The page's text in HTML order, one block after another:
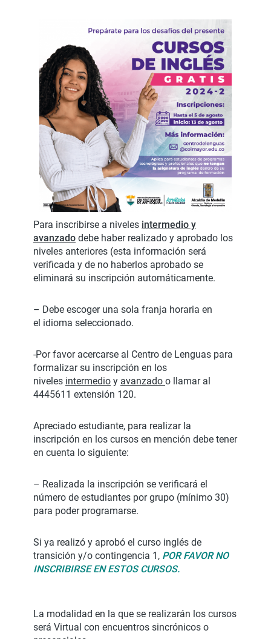
Para inscribirse a niveles intermedio y
avanzado debe haber realizado y aprobado los
niveles anteriores (esta información será
verificada y de no haberlos aprobado se
eliminará su inscripción automáticamente.
– Debe escoger una sola franja horaria en
el idioma seleccionado.
-Por favor acercarse al Centro de Lenguas para
formalizar su inscripción en los
niveles intermedio y avanzado o llamar al
4445611 extensión 120.
Apreciado estudiante, para realizar la
inscripción en los cursos en mención debe tener
en cuenta lo siguiente:
– Realizada la inscripción se verificará el
número de estudiantes por grupo (mínimo 30)
para poder programarse.
Si ya realizó y aprobó el curso inglés de
transición y/o contingencia 1, POR FAVOR NO
INSCRIBIRSE EN ESTOS CURSOS.
La modalidad en la que se realizarán los cursos
será Virtual con encuentros sincrónicos o